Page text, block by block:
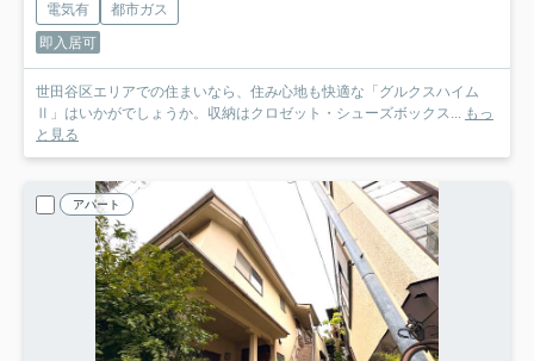
電気有
都市ガス
即入居可
世田谷区エリアでの住まいなら、住み心地も快適な「グルクスハイム
Ⅱ」はいかがでしょうか。収納はクロゼット・シューズボックス... もっ
と見る
アパート